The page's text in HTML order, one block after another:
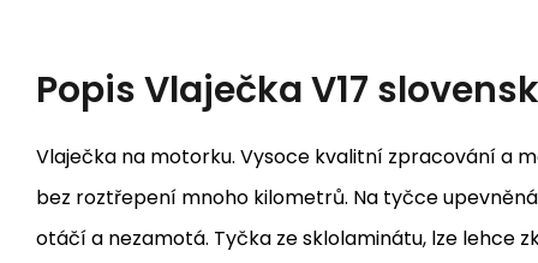
PopisVlaječka V17
Vlaječka na motorku. Vysoce kvalitní zpracování a
bez roztřepení mnoho kilometrů. Na tyčce
otáčí a nezamotá. Tyčka ze sklolaminátu, lze lehce